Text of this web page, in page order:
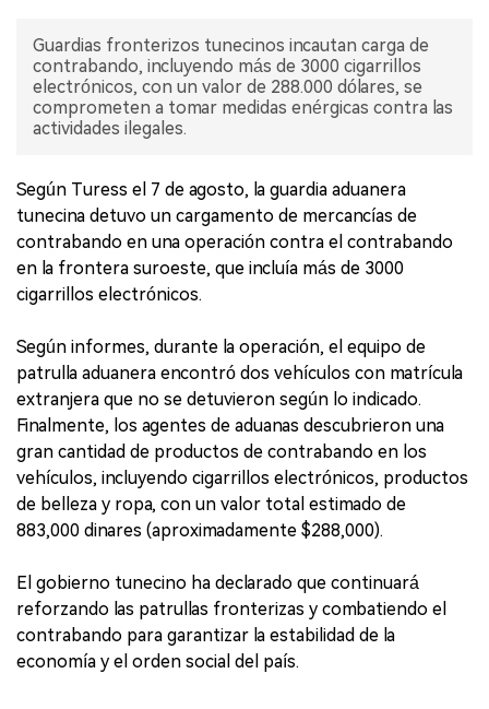
Guardias fronterizos tunecinos incautan carga de
contrabando, incluyendo más de 3000 cigarrillos
electrónicos, con un valor de 288.000 dólares, se
comprometen a tomar medidas enérgicas contra las
actividades ilegales.
Según Turess el 7 de agosto, la guardia aduanera
tunecina detuvo un cargamento de mercancías de
contrabando en una operación contra el contrabando
en la frontera suroeste, que incluía más de 3000
cigarrillos electrónicos.
Según informes, durante la operación, el equipo de
patrulla aduanera encontró dos vehículos con matrícula
extranjera que no se detuvieron según lo indicado.
Finalmente, los agentes de aduanas descubrieron una
gran cantidad de productos de contrabando en los
vehículos, incluyendo cigarrillos electrónicos, productos
de belleza y ropa, con un valor total estimado de
883,000 dinares (aproximadamente $288,000).
El gobierno tunecino ha declarado que continuará
reforzando las patrullas fronterizas y combatiendo el
contrabando para garantizar la estabilidad de la
economía y el orden social del país.